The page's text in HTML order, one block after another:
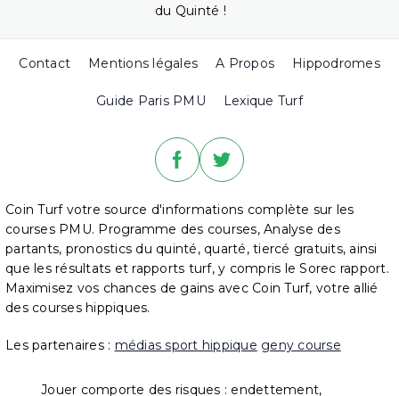
du Quinté !
Contact Mentions légales A Propos Hippodromes
Guide Paris PMU Lexique Turf
Coin Turf votre source d'informations complète sur les
courses PMU. Programme des courses, Analyse des
partants, pronostics du quinté, quarté, tiercé gratuits, ainsi
que les résultats et rapports turf, y compris le Sorec rapport.
Maximisez vos chances de gains avec Coin Turf, votre allié
des courses hippiques.
Les partenaires : médias sport hippique geny course
Jouer comporte des risques : endettement,